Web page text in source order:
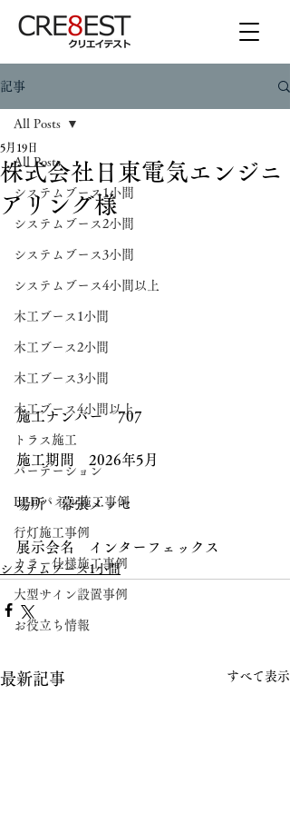
記事
All Posts
システムブース1小間
システムブース2小間
システムブース3小間
システムブース4小間以上
木工ブース1小間
木工ブース2小間
木工ブース3小間
木工ブース4小間以上
トラス施工
パーテーション
LEDパネル施工事例
行灯施工事例
カラー仕様施工事例
大型サイン設置事例
お役立ち情報
All Posts
株式会社日東電気エンジニ
アリング様
5月19日
施工ナンバー　707
施工期間　2026年5月
場所　幕張メッセ
展示会名　インターフェックス
システムブース1小間
最新記事 すべて表示